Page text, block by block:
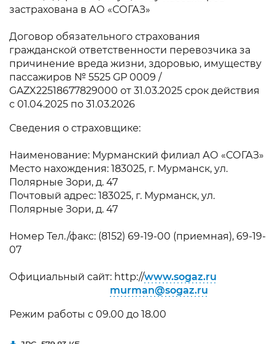
застрахована в АО «СОГАЗ»
Договор обязательного страхования
гражданской ответственности перевозчика за
причинение вреда жизни, здоровью, имуществу
пассажиров № 5525 GP 0009 /
GAZX22518677829000 от 31.03.2025 срок действия
с 01.04.2025 по 31.03.2026
Сведения о страховщике:
Наименование: Мурманский филиал АО «СОГАЗ»
Место нахождения: 183025, г. Мурманск, ул.
Полярные Зори, д. 47
Почтовый адрес: 183025, г. Мурманск, ул.
Полярные Зори, д. 47
Номер Тел./факс: (8152) 69-19-00 (приемная), 69-19-
07
Официальный сайт: http://www.sogaz.ru
murman@sogaz.ru
Режим работы с 09.00 до 18.00